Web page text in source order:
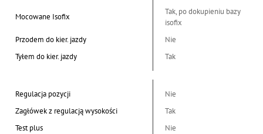
Mocowane Isofix
Tak, po dokupieniu bazy
isofix
Przodem do kier. jazdy
Nie
Tyłem do kier. jazdy
Tak
Regulacja pozycji
Nie
Zagłówek z regulacją wysokości
Tak
Test plus
Nie